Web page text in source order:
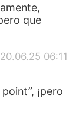
que
06:11
¡pero